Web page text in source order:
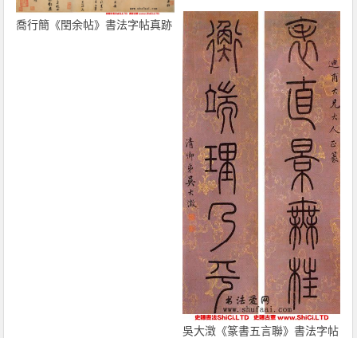
喬行簡《閏余帖》書法字帖真跡
吳大澂《篆書五言聯》書法字帖